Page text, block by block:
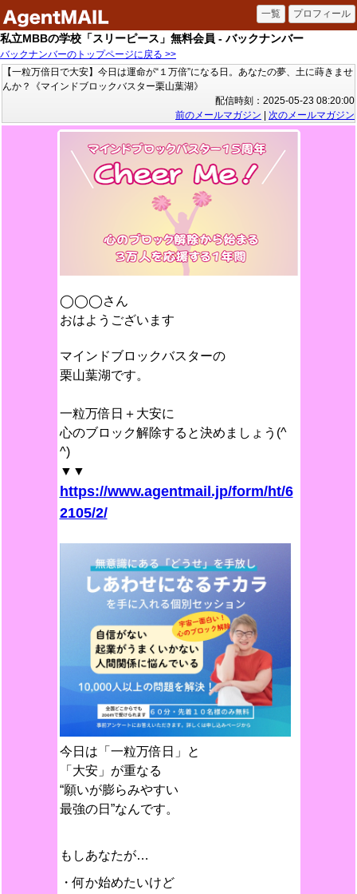
私立MBBの学校「スリーピース」無料会員 - バックナンバー
バックナンバーのトップページに戻る >>
【一粒万倍日で大安】今日は運命が“１万倍”になる日。あなたの夢、土に蒔きませ
んか？《マインドブロックバスター栗山葉湖》
配信時刻：2025-05-23 08:20:00
前のメールマガジン
次のメールマガジン
◯◯◯さん
おはようございます
マインドブロックバスターの
栗山葉湖です。
一粒万倍日＋大安に
心のブロック解除すると決めましょう(^
^)
▼▼
https://www.agentmail.jp/form/ht/6
2105/2/
今日は「一粒万倍日」と
「大安」が重なる
“願いが膨らみやすい
最強の日”なんです。
もしあなたが…
・何か始めたいけど